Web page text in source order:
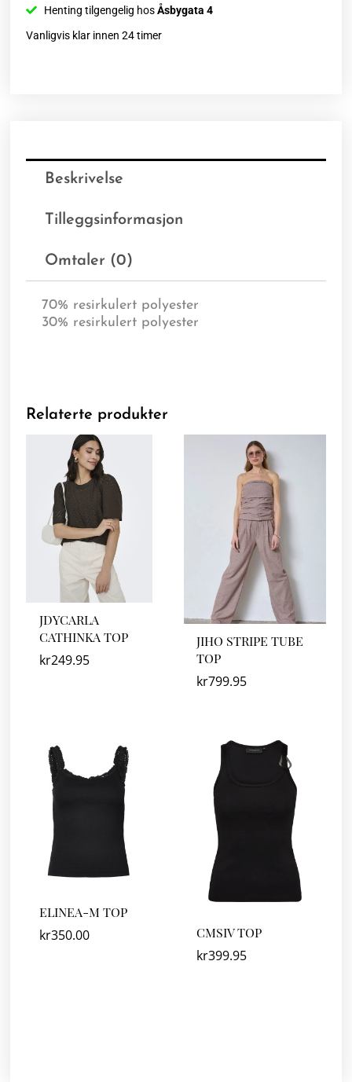
Henting tilgengelig hosÅsbygata 4
Vanligvis klar innen 24 timer
Beskrivelse
Tilleggsinformasjon
Omtaler (0)
70% resirkulert polyester
30% resirkulert polyester
Relaterte produkter
JDYCARLA
CATHINKA TOP
kr249.95
JIHO STRIPE TUBE
TOP
kr799.95
ELINEA-M TOP
kr350.00 CMSIV TOP
kr399.95